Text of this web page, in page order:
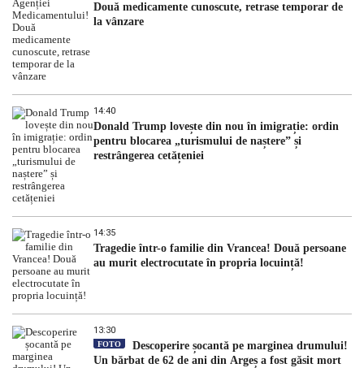
Două medicamente cunoscute, retrase temporar de
la vânzare
14:40
Donald Trump lovește din nou în imigrație: ordin
pentru blocarea „turismului de naștere” și
restrângerea cetățeniei
14:35
Tragedie într-o familie din Vrancea! Două persoane
au murit electrocutate în propria locuință!
13:30
FOTO
Descoperire șocantă pe marginea drumului!
Un bărbat de 62 de ani din Argeș a fost găsit mort